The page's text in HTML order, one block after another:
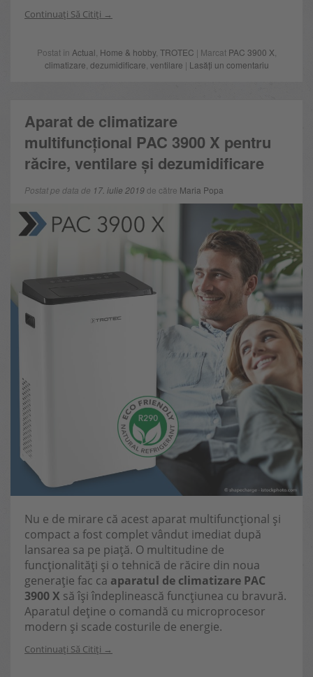
Continuați Să Citiți
Postat în Actual Home & hobby, TROTEC | Marcat PAC 3900 X
climatizare dezumidificare ventilare | Lasăți un comentariu
Aparat de climatizare
multifuncțional PAC 3900 X pentru
răcire, ventilare și dezumidificare
Postat pe data de 17. iulie 2019de către Maria Popa
Nu e de mirare că acest aparat multifuncțional și
compact a fost complet vândut imediat după
lansarea sa pe piață. O multitudine de
funcționalități și o tehnică de răcire din noua
generație fac ca aparatul de climatizare PAC
3900 X să își îndeplinească funcțiunea cu bravură.
Aparatul deține o comandă cu microprocesor
modern și scade costurile de energie.
Continuați Să Citiți